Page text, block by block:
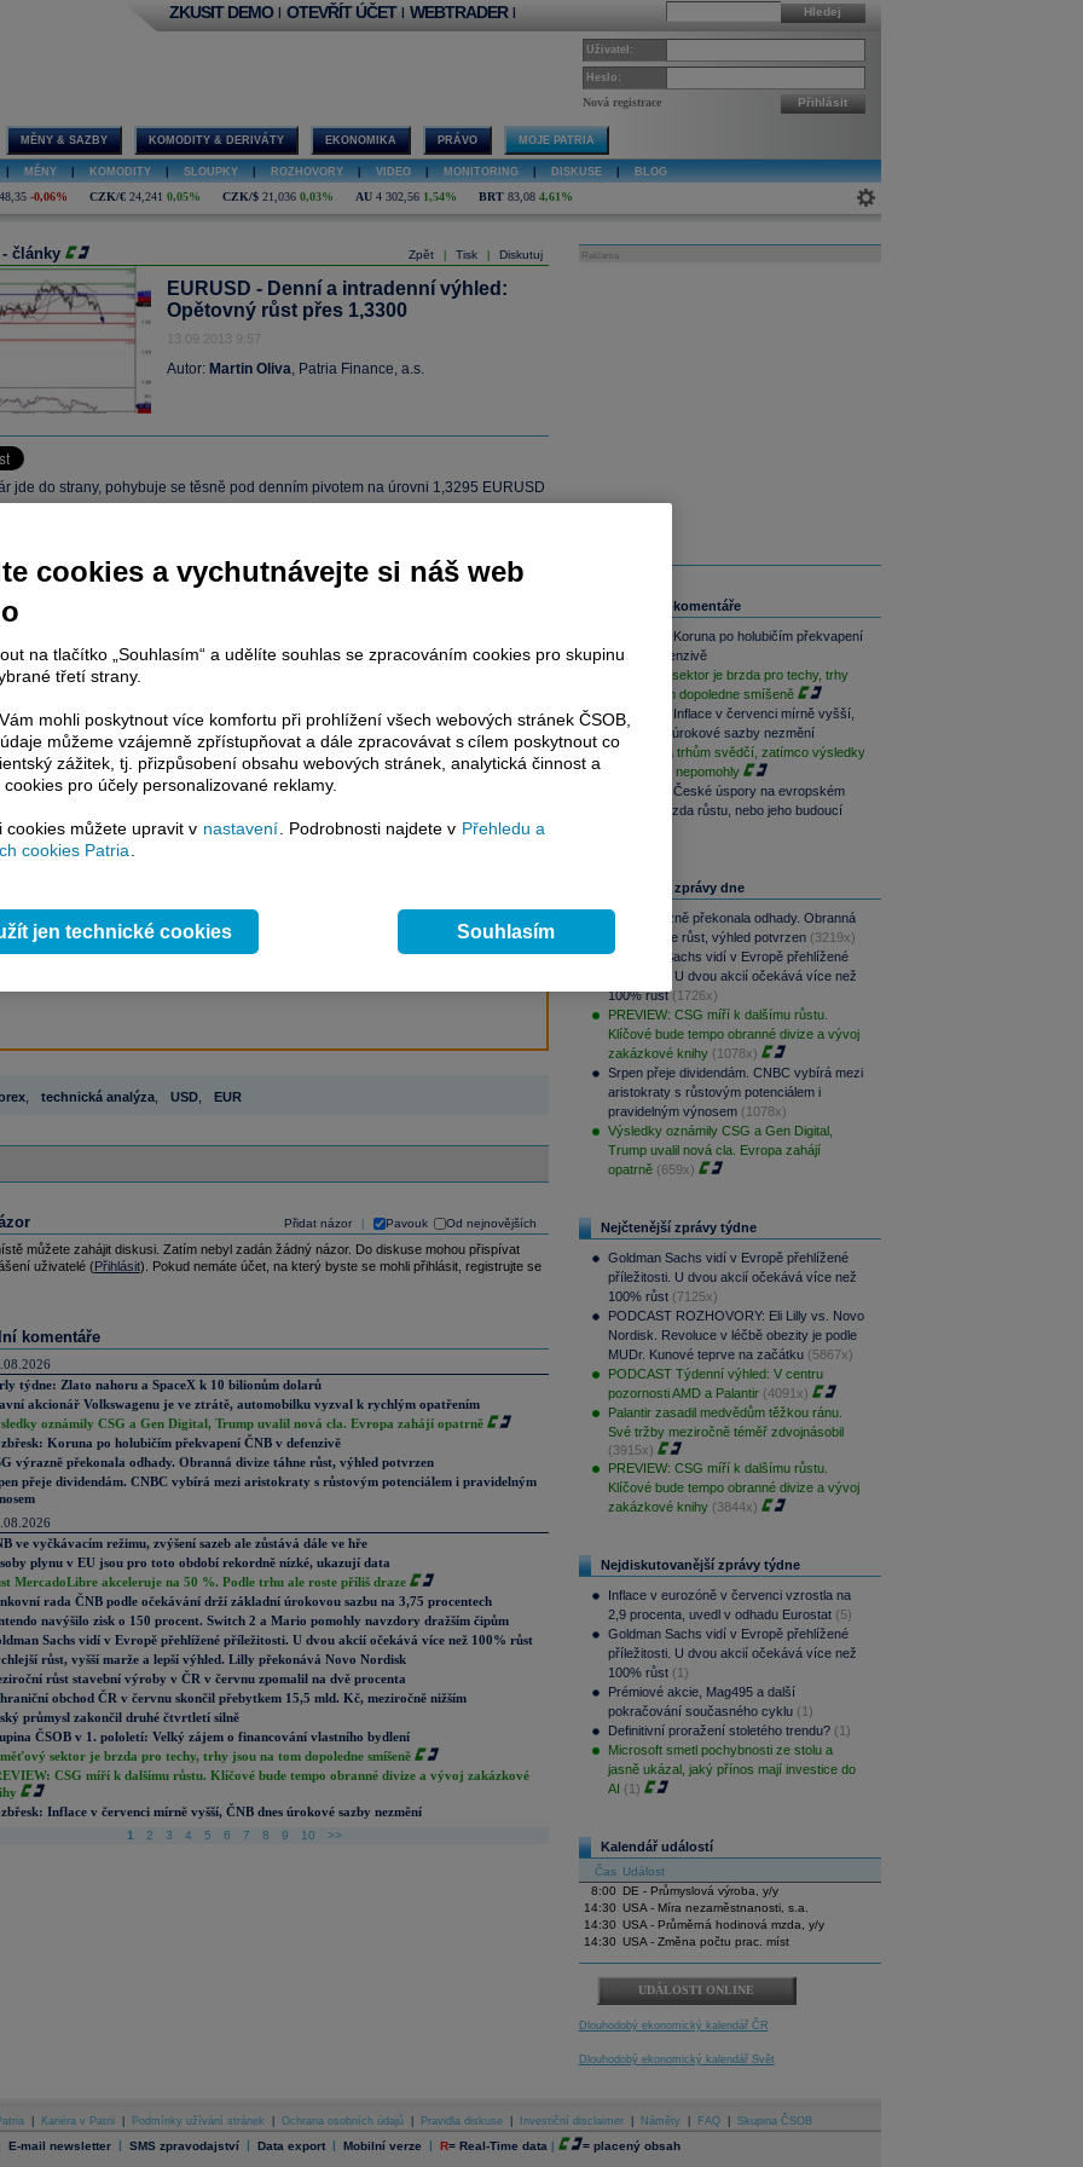
Hledej
ZKUSIT DEMO | OTEVŘÍT ÚČET | WEBTRADER |
Uživatel:
Heslo:
Nová registrace Přihlásit
MĚNY & SAZBY KOMODITY & DERIVÁTY EKONOMIKA PRÁVO MOJE PATRIA
MĚNY KOMODITY SLOUPKY ROZHOVORY VIDEO MONITORING DISKUSE BLOG
-0,06% CZK/€ 24,241 0,05% CZK/$ 21,036 0,03% AU 4 302,56 1,54% BRT 83,08 4,61%
Zpět Tisk Diskutuj
- články
EURUSD - Denní a intradenní výhled:
Opětovný růst přes 1,3300
13.09.2013 9:57
Autor: Martin Oliva, Patria Finance, a.s.
jde do strany, pohybuje se těsně pod denním pivotem na úrovni 1,3295 EURUSD
článku je dostupné jen klientům placených služebPatria Plus/
Pluspřípadně uživatelům platformy
placeného informačního servisu získáte
kekompletnímu zpravodajství
bez jakýchkoliv omezení. Veškeré
terminálovou metodou (bez nutnosti obnovovat stránku) bez
a v plné verzi.
mailové zpravodajství,dataz finančních trhů v reálném čase, kompletní
časových řad ke stažení,
, technická analýza, USD, EUR
Přidat názor Pavouk Od nejnovějších
můžete zahájit diskusi. Zatím nebyl zadán žádný názor. Do diskuse mohou přispívat
uživatelé (Přihlásit). Pokud nemáte účet, na který byste se mohli přihlásit, registrujte se
komentáře
týdne: Zlato nahoru a SpaceX k 10 bilionům dolarů
akcionář Volkswagenu je ve ztrátě, automobilku vyzval k rychlým opatřením
oznámily CSG a Gen Digital, Trump uvalil nová cla. Evropa zahájí opatrně
Koruna po holubičím překvapení ČNB v defenzivě
výrazně překonala odhady. Obranná divize táhne růst, výhled potvrzen
přeje dividendám. CNBC vybírá mezi aristokraty s růstovým potenciálem i pravidelným
ve vyčkávacím režimu, zvýšení sazeb ale zůstává dále ve hře
plynu v EU jsou pro toto období rekordně nízké, ukazují data
MercadoLibre akceleruje na 50 %. Podle trhu ale roste příliš draze
rada ČNB podle očekávání drží základní úrokovou sazbu na 3,75 procentech
navýšilo zisk o 150 procent. Switch 2 a Mario pomohly navzdory dražším čipům
Sachs vidí v Evropě přehlížené příležitosti. U dvou akcií očekává více než 100% růst
růst, vyšší marže a lepší výhled. Lilly překonává Novo Nordisk
růst stavební výroby v ČR v červnu zpomalil na dvě procenta
obchod ČR v červnu skončil přebytkem 15,5 mld. Kč, meziročně nižším
průmysl zakončil druhé čtvrtletí silně
ČSOB v 1. pololetí: Velký zájem o financování vlastního bydlení
sektor je brzda pro techy, trhy jsou na tom dopoledne smíšeně
CSG míří k dalšímu růstu. Klíčové bude tempo obranné divize a vývoj zakázkové
Inflace v červenci mírně vyšší, ČNB dnes úrokové sazby nezmění
1 2 3 4 5 6 7 8 9 10 >>
Reklama
Související komentáře
Rozbřesk: Koruna po holubičím překvapení
ČNB v defenzivě
Paměťový sektor je brzda pro techy, trhy
jsou na tom dopoledne smíšeně
Rozbřesk: Inflace v červenci mírně vyšší,
ČNB dnes úrokové sazby nezmění
Geopolitika trhům svědčí, zatímco výsledky
sentimentu nepomohly
Rozbřesk: České úspory na evropském
vrcholu. Brzda růstu, nebo jeho budoucí
Nejčtenější zprávy dne
CSG výrazně překonala odhady. Obranná
divize táhne růst, výhled potvrzen (3219x)
Goldman Sachs vidí v Evropě přehlížené
příležitosti. U dvou akcií očekává více než
100% růst (1726x)
PREVIEW: CSG míří k dalšímu růstu.
Klíčové bude tempo obranné divize a vývoj
zakázkové knihy (1078x)
Srpen přeje dividendám. CNBC vybírá mezi
aristokraty s růstovým potenciálem i
pravidelným výnosem (1078x)
Výsledky oznámily CSG a Gen Digital,
Trump uvalil nová cla. Evropa zahájí
opatrně (659x)
Nejčtenější zprávy týdne
Goldman Sachs vidí v Evropě přehlížené
příležitosti. U dvou akcií očekává více než
100% růst (7125x)
PODCAST ROZHOVORY: Eli Lilly vs. Novo
Nordisk. Revoluce v léčbě obezity je podle
MUDr. Kunové teprve na začátku (5867x)
PODCAST Týdenní výhled: V centru
pozornosti AMD a Palantir (4091x)
Palantir zasadil medvědům těžkou ránu.
Své tržby meziročně téměř zdvojnásobil
(3915x)
PREVIEW: CSG míří k dalšímu růstu.
Klíčové bude tempo obranné divize a vývoj
zakázkové knihy (3844x)
Nejdiskutovanější zprávy týdne
Inflace v eurozóně v červenci vzrostla na
2,9 procenta, uvedl v odhadu Eurostat (5)
Goldman Sachs vidí v Evropě přehlížené
příležitosti. U dvou akcií očekává více než
100% růst (1)
Prémiové akcie, Mag495 a další
pokračování současného cyklu (1)
Definitivní proražení stoletého trendu? (1)
Microsoft smetl pochybnosti ze stolu a
jasně ukázal, jaký přínos mají investice do
AI (1)
Kalendář událostí
Čas Událost
8:00
DE - Průmyslová výroba, y/y
14:30 USA - Míra nezaměstnanosti, s.a.
14:30 USA - Průměrná hodinová mzda, y/y
14:30 USA - Změna počtu prac. míst
UDÁLOSTI ONLINE
Dlouhodobý ekonomický kalendář ČR
Dlouhodobý ekonomický kalendář Svět
Kariéra v Patrii Podmínky užívání stránek Ochrana osobních údajů Pravidla diskuse Investiční disclaimer Náměty FAQ Skupina ČSOB
E-mail newsletter | SMS zpravodajství | Data export | Mobilní verze | R= Real-Time data | = placený obsah
cookies a vychutnávejte si náš web
na tlačítko „Souhlasím“ a udělíte souhlas se zpracováním cookies pro skupinu
třetí strany.
mohli poskytnout více komfortu při prohlížení všech webových stránek ČSOB,
můžeme vzájemně zpřístupňovat a dále zpracovávat s cílem poskytnout co
zážitek, tj. přizpůsobení obsahu webových stránek, analytická činnost a
pro účely personalizované reklamy.
cookies můžete upravit v nastavení . Podrobnosti najdete v Přehledu a
cookies Patria
jen technické cookies Souhlasím